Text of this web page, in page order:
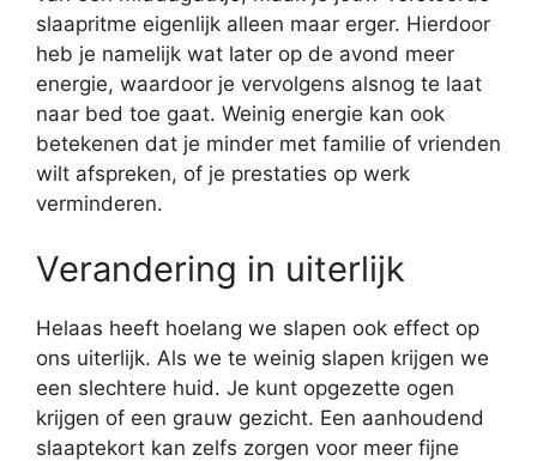
slaapritme eigenlijk alleen maar erger. Hierdoor
heb je namelijk wat later op de avond meer
energie, waardoor je vervolgens alsnog te laat
naar bed toe gaat. Weinig energie kan ook
betekenen dat je minder met familie of vrienden
wilt afspreken, of je prestaties op werk
verminderen.
Verandering in uiterlijk
Helaas heeft hoelang we slapen ook effect op
ons uiterlijk. Als we te weinig slapen krijgen we
een slechtere huid. Je kunt opgezette ogen
krijgen of een grauw gezicht. Een aanhoudend
slaaptekort kan zelfs zorgen voor meer fijne